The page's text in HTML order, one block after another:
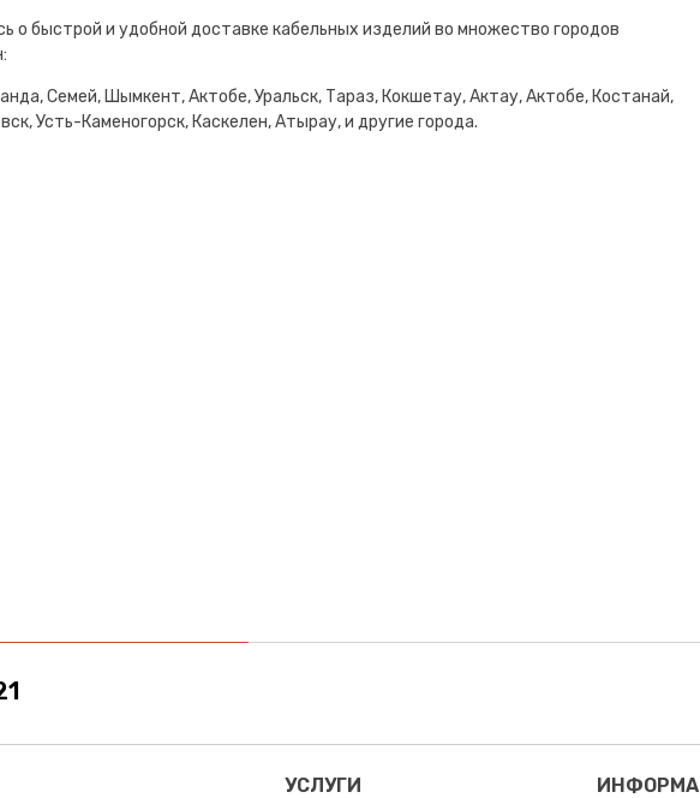
о быстрой и удобной доставке кабельных изделий во множество городов
Семей, Шымкент, Актобе, Уральск, Тараз, Кокшетау, Актау, Актобе, Костанай,
Усть-Каменогорск, Каскелен, Атырау, и другие города.
УСЛУГИ